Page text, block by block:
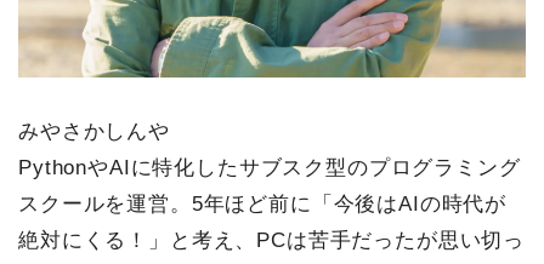
みやさかしんや
PythonやAIに特化したサブスク型のプログラミング
スクールを運営。5年ほど前に「今後はAIの時代が
絶対にくる！」と考え、PCは苦手だったが思い切っ